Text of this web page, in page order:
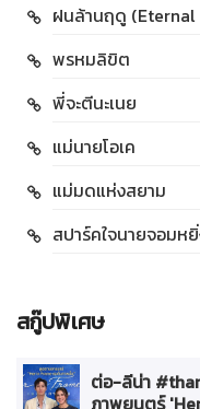
ฝนล้านฤดู (Eternal
พรหมลิขิต
พี่จะตีนะเนย
แม่นายโอเค
แม่มดแห่งสยาม
สปาร์คใจนายจอมห
สกู๊ปพิเศษ
ต่อ-ลีน่า
ภาพยนตร์ 'Her